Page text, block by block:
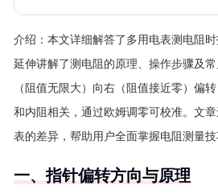
介绍： 本文详细解答了多用电表测电阻
延伸讲解了测电阻的原理、操作步骤及
（阻值无限大）向右（阻值接近零）偏
和内阻相关，通过欧姆调零可校准。文
表的差异，帮助用户全面掌握电阻测量技
一、指针偏转方向与原理